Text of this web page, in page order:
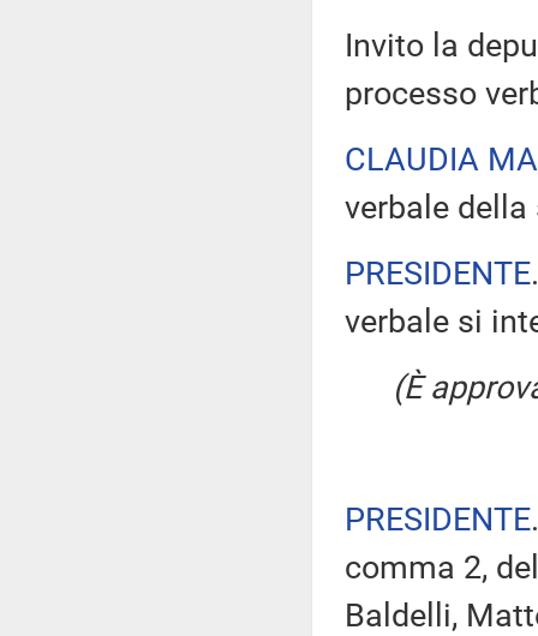
Invito la
processo
CLAUDIA
verbale
PRESIDENTE
verbale si
(È
PRESIDENTE
comma 2,
Baldelli,